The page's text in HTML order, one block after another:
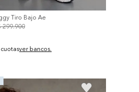
Tiro Bajo Ae
299.900
ver bancos.